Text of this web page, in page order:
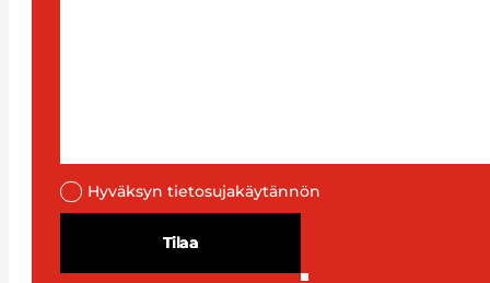
Hyväksyn tietosujakäytännön
Tilaa